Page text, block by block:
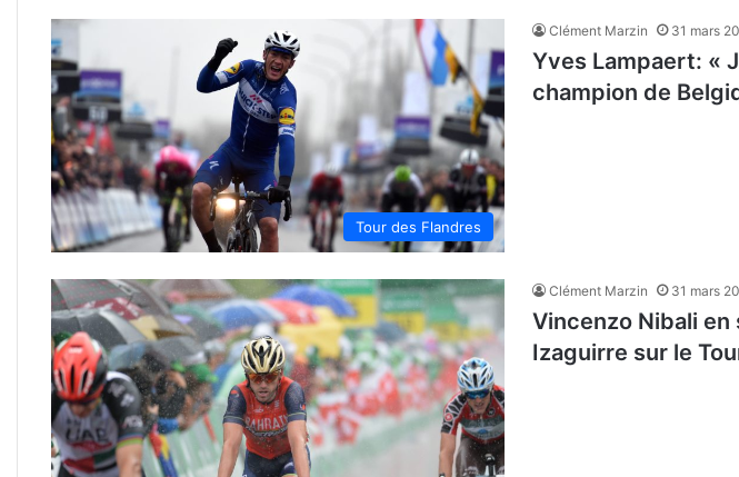
Tour des Flandres
Clément Marzin 31 mars
Yves Lampaert: «
champion de
Clément Marzin 31 mars
Vincenzo Nibali
Izaguirre sur le